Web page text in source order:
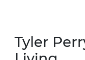
Tyler